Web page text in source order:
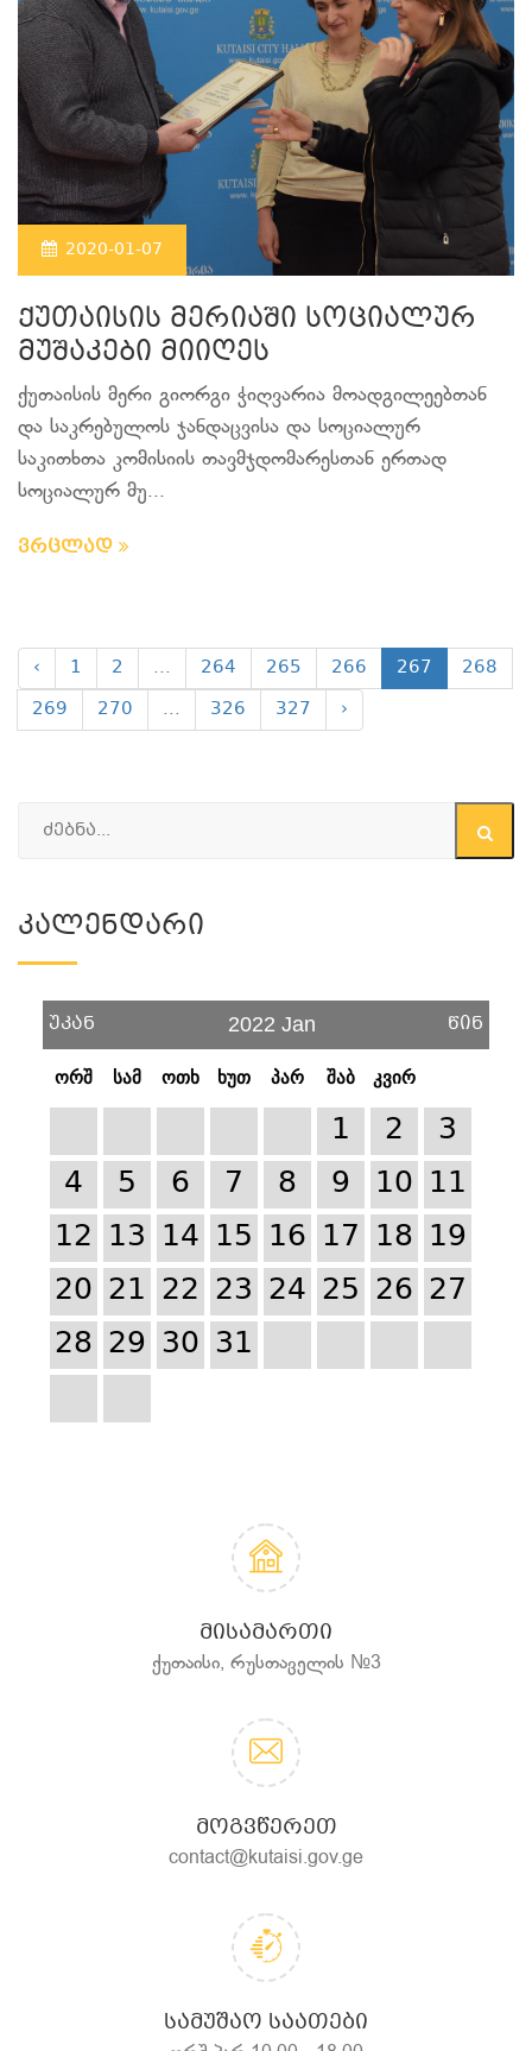
2020-01-07
ქუთაისის მერიაში სოციალურ
მუშაკები მიიღეს
ქუთაისის მერი გიორგი ჭიღვარია მოადგილეებთან
და საკრებულოს ჯანდაცვისა და სოციალურ
საკითხთა კომისიის თავმჯდომარესთან ერთად
სოციალურ მუ...
ვრცლად
‹ 1 2 ... 264 265 266 267
268
269
270 ... 326 327 ›
Კალენდარი
უკან 2022 Jan წინ
ორშ სამ ოთხ ხუთ პარ შაბ კვირ
1 2
3
4
5 6 7 8 9 10 11
12 13 14 15 16 17 18 19
20 21 22 23 24 25 26 27
28 29 30 31
ᲛᲘᲡᲐᲛᲐᲠᲗᲘ
ქუთაისი, რუსთაველის №3
ᲛᲝᲒᲕᲬᲔᲠᲔᲗ
contact@kutaisi.gov.ge
ᲡᲐᲛᲣᲨᲐᲝ ᲡᲐᲐᲗᲔᲑᲘ